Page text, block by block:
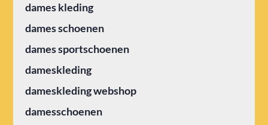
dames kleding
dames schoenen
dames sportschoenen
dameskleding
dameskleding webshop
damesschoenen